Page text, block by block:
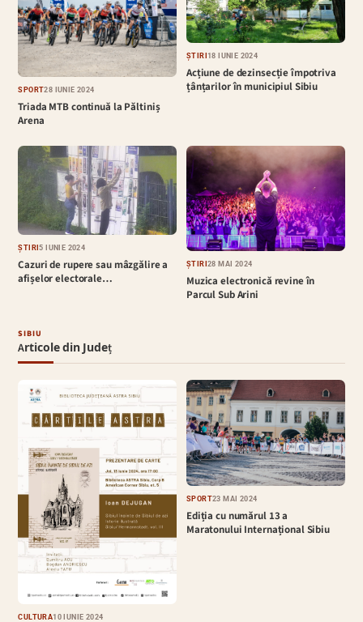
SPORT28 IUNIE 2024
Triada MTB continuă la Păltiniș
Arena
ȘTIRI18 IUNIE 2024
Acțiune de dezinsecție împotriva
țânțarilor în municipiul Sibiu
ȘTIRI5 IUNIE 2024
Cazuri de rupere sau mâzgălire a
afișelor electorale…
ȘTIRI28 MAI 2024
Muzica electronică revine în
Parcul Sub Arini
SIBIU
Articole din Județ
CULTURĂ10 IUNIE 2024
SPORT23 MAI 2024
Ediția cu numărul 13 a
Maratonului Internațional Sibiu